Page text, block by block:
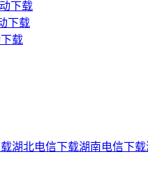
下载
下载
载
湖北电信下载湖南电信下载